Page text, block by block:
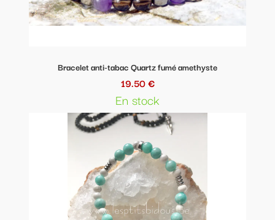
Bracelet anti-tabac Quartz fumé amethyste
19.50 €
En stock